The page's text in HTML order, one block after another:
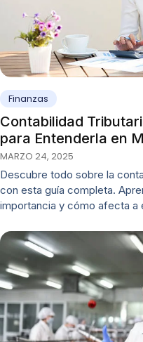
Finanzas
Contabilidad
para Entenderla en
MARZO 24, 2025
Descubre todo sobre la
con esta guía completa.
importancia y cómo afecta a